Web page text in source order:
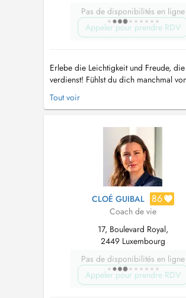
Pas de disponibilités en ligne
Appeler pour prendre RDV
Erlebe die Leichtigkeit und Freude,
verdienst! Fühlst du dich manchmal
Anforderungen und dem Stress deines
erfolgreichen Lebens überwältigt? Oder
hindern, dein volles Potenzial
Du bist nicht allein! Ich lade dich ein,
Tout voir
CLOÉ GUIBAL 86
Coach de vie
17, Boulevard Royal,
2449 Luxembourg
Pas de disponibilités en ligne
Appeler pour prendre RDV